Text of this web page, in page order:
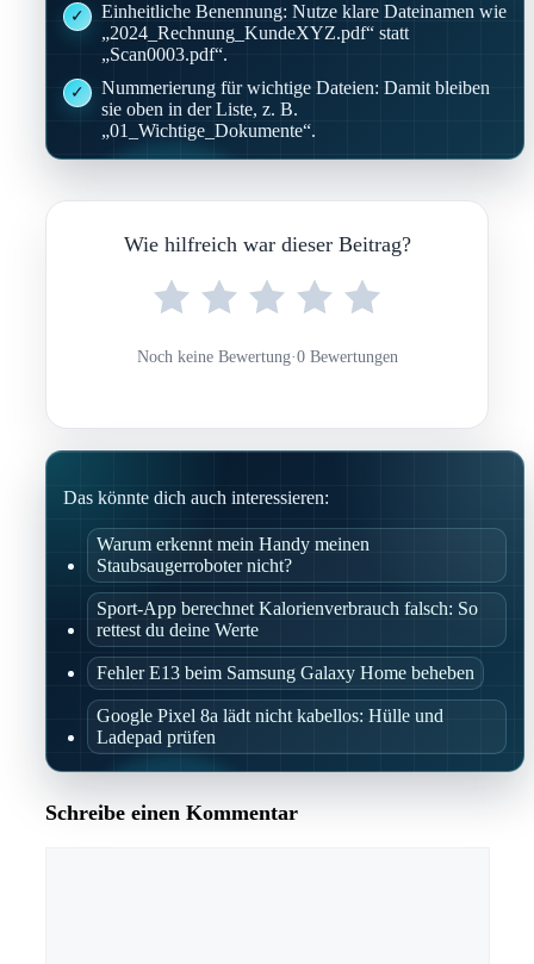
Einheitliche Benennung: Nutze klare Dateinamen wie
„2024_Rechnung_KundeXYZ.pdf“ statt
„Scan0003.pdf“.
Nummerierung für wichtige Dateien: Damit bleiben
sie oben in der Liste, z. B.
„01_Wichtige_Dokumente“.
Wie hilfreich war dieser Beitrag?
Noch keine Bewertung·0 Bewertungen
Das könnte dich auch interessieren:
Warum erkennt mein Handy meinen
Staubsaugerroboter nicht?
Sport-App berechnet Kalorienverbrauch falsch: So
rettest du deine Werte
Fehler E13 beim Samsung Galaxy Home beheben
Google Pixel 8a lädt nicht kabellos: Hülle und
Ladepad prüfen
Schreibe einen Kommentar